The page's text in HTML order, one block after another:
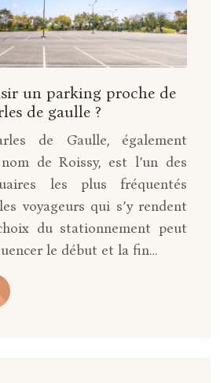
un parking proche de
de gaulle ?
de Gaulle, également
de Roissy, est l’un des
les plus fréquentés
voyageurs qui s’y rendent
du stationnement peut
le début et la fin…